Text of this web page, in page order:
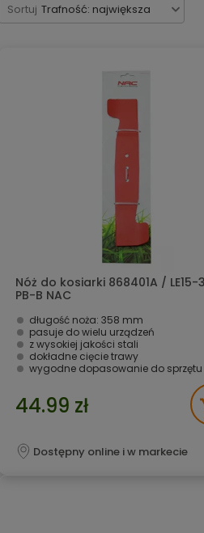
Sortuj Trafność: największa
Nóż do kosiarki 868401A / LE15-
PB-B NAC
długość noża: 358 mm
pasuje do wielu urządzeń
z wysokiej jakości stali
dokładne cięcie trawy
wygodne dopasowanie do sprzętu
44.99 zł
Dostępny online i w markecie